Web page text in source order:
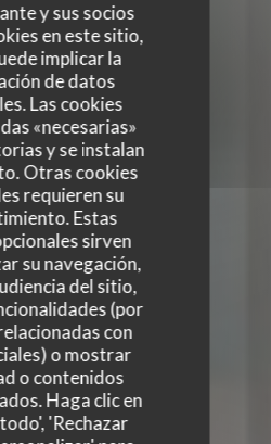
y sus socios
en este sitio,
implicar la
de datos
Las cookies
«necesarias»
y se instalan
Otras cookies
requieren su
Estas
sirven
su navegación,
del sitio,
(por
con
o mostrar
o contenidos
Haga clic en
'Rechazar
FRANCÉS|